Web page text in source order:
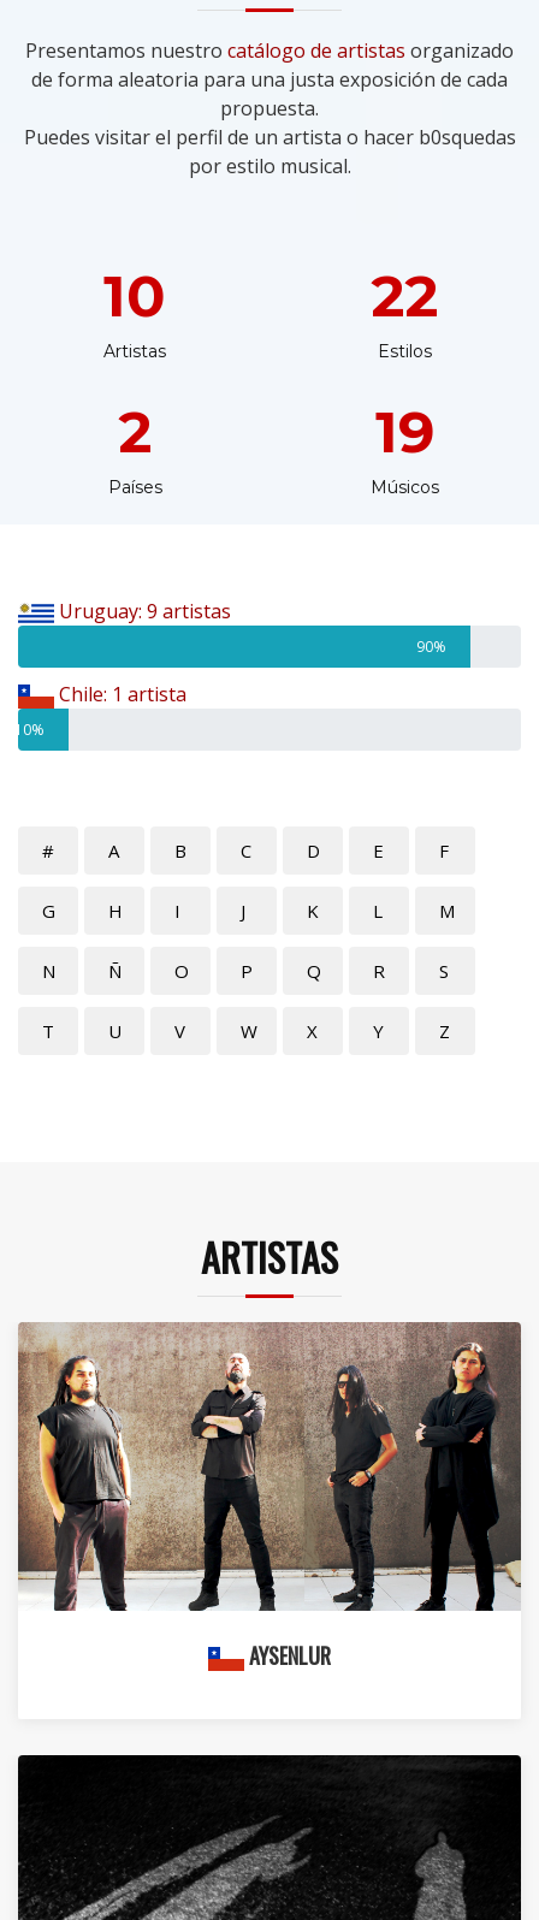
Presentamos nuestro catálogo de artistas organizado
de forma aleatoria para una justa exposición de cada
propuesta.
Puedes visitar el perfil de un artista o hacer b0squedas
por estilo musical.
10
Artistas
22
Estilos
2
Países
19
Músicos
Uruguay: 9 artistas
90%
Chile: 1 artista
10%
# A B C D E F
G H I J K L M
N Ñ O P Q R S
T U V W X Y Z
ARTISTAS
AYSENLUR